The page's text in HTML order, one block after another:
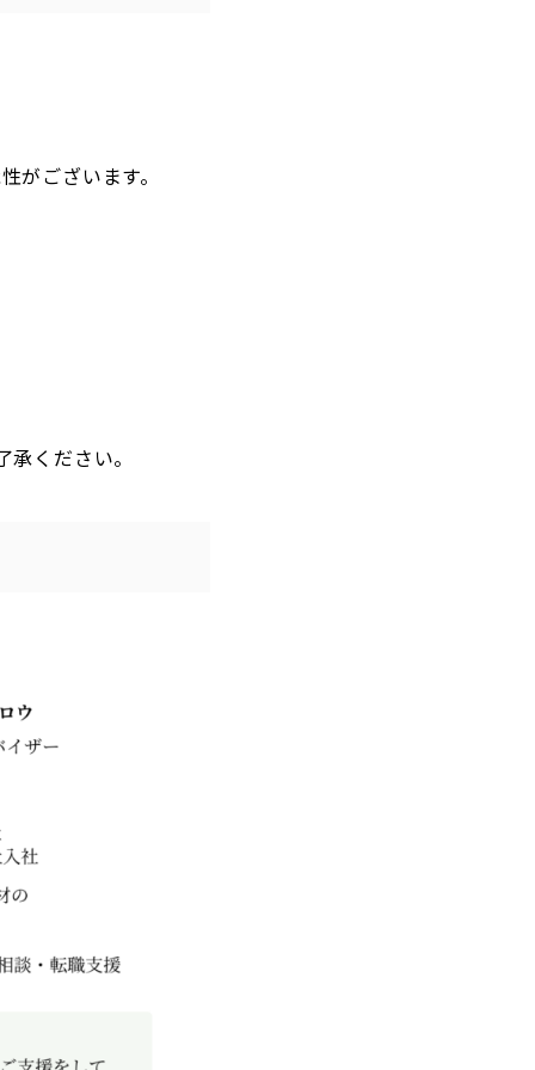
ございます。
ください。